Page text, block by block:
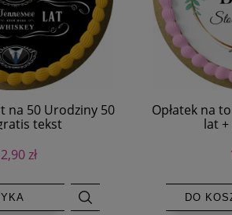
na 50 Urodziny 50
tekst
zł
Opłatek na
lat
DO